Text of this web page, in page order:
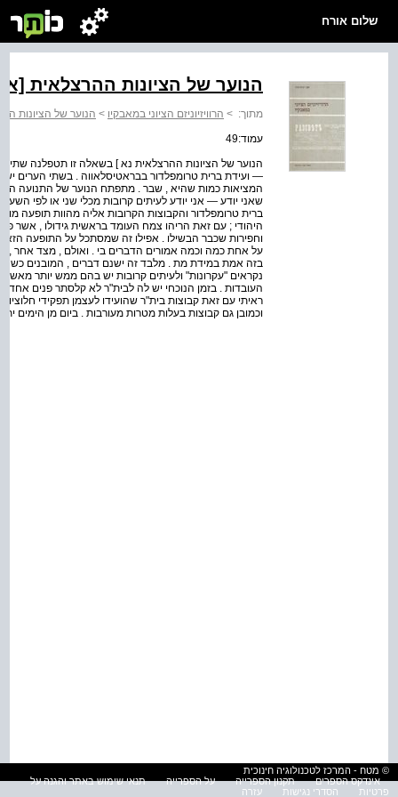
שלום אורח
הנוער של הציונות ההרצלאית [א]
מתוך: > הרוויזיוניזם הציוני במאבקיו > הנוער של הציונות
עמוד:49
הנוער של הציונות ההרצלאית נא ] בשאלה זו תטפלנה שתי
— ועידת ברית טרומפלדור בבראטיסלאווה . בשתי הערים
המציאות כמות שהיא , שבר . מתפתח הנוער של התנועה
שאני יודע — אני יודע לעיתים קרובות מכלי שני או לפי
ברית טרומפלדור והקבוצות הקרובות אליה מהוות תופעה
היהודי ; עם זאת הריהו צמח העומד בראשית גידולו , אשר
וחפירות שכבר הבשילו . אפילו זה שמסתכל על התופעה הזאת
על אחת כמה וכמה אמורים הדברים בי . ואולם , מצד אחר ,
בזה אמת במידת מת . מלבד זה ישנם דברים , המובנים
נקראים "עקרונות" ולעיתים קרובות יש בהם ממש יותר מאשר
העובדות . בזמן הנוכחי יש לה לבית"ר לא קלסתר פנים
ראיתי עם זאת קבוצות בית"ר שהועידו לעצמן תפקידי
וכמובן גם קבוצות בעלות מטרות מעורבות . ביום מן הימים
© מטח - המרכז לטכנולוגיה חינוכית
אינדקס הספרים
תקנון הספרייה על הספרייה
תנאי שימוש באתר והגנה על
פרטיות
הסדרי נגישות עזרה